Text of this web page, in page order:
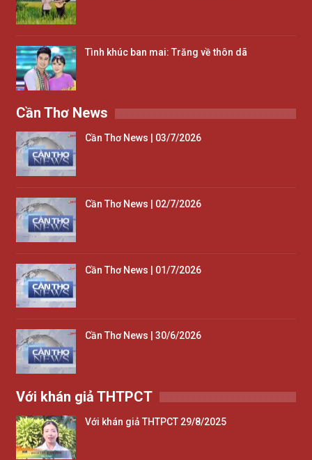
Tình khúc ban mai: Trăng về thôn dã
Cần Thơ News
Cần Thơ News | 03/7/2026
Cần Thơ News | 02/7/2026
Cần Thơ News | 01/7/2026
Cần Thơ News | 30/6/2026
Với khán giả THTPCT
Với khán giả THTPCT 29/8/2025